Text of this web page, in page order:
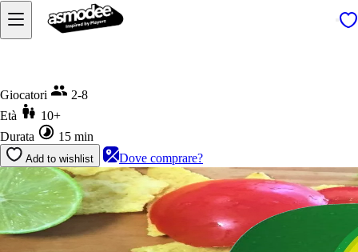
Giocatori
2-8
Età
10+
Durata
15 min
Add to wishlist Dove comprare?